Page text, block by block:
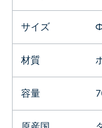
サイズ
材質
容量